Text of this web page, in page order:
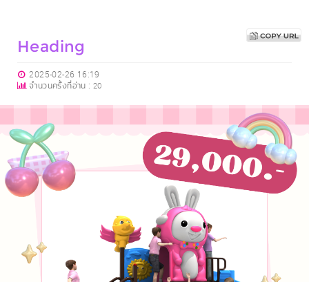
Heading
2025-02-26 16:19
จำนวนครั้งที่อ่าน : 20